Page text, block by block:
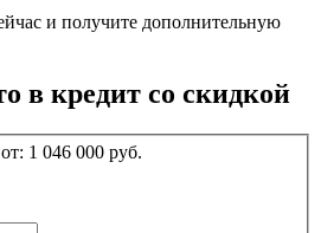
и получите дополнительную
в кредит со скидкой
1 046 000 руб.